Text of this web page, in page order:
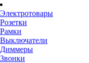
Электротовары
Розетки
Рамки
Выключатели
Диммеры
Звонки